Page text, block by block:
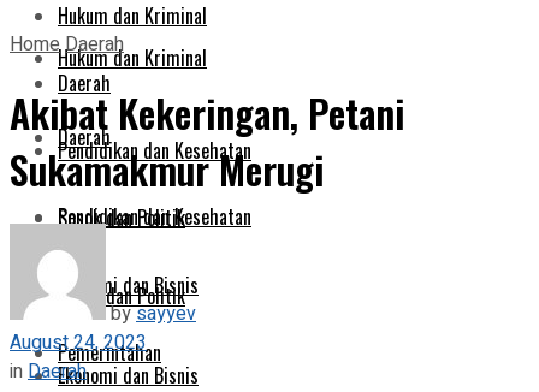
Hukum dan Kriminal
Daerah
Pendidikan dan Kesehatan
Sosok dan Politik
Ekonomi dan Bisnis
Pemerintahan
Hukum dan Kriminal
Daerah
Pendidikan dan Kesehatan
Sosok dan Politik
Ekonomi dan Bisnis
HomeDaerah
Akibat Kekeringan, Petani
Sukamakmur Merugi
bysayyev
August 24, 2023
inDaerah